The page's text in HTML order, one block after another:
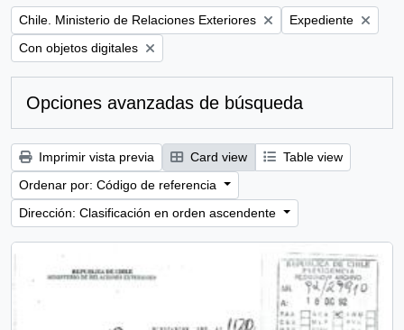
Remove filter:
Chile. Ministerio de Relaciones Exteriores Remove filter:
Expediente
Remove filter:
Con objetos digitales
Opciones avanzadas de búsqueda
Imprimir vista previa Card view
Table view
Ordenar por: Código de referencia
Dirección: Clasificación en orden ascendente